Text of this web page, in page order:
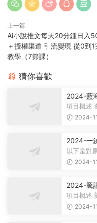
上一篇
Ai小說推文每天20分鍾日入
＋授權渠道 引流變現 從0到1
教學（7節課）
猜你喜歡
2024-藍
項目概述 各位好，在此向您介紹一個全新的項目，
它聚焦于
2024-
2024-一
頻播放
以下是對
2024-
2024-騰
法，日
項目概述 騰訊的流量變現模式對許多人來說并不陌
生，大多
2024-